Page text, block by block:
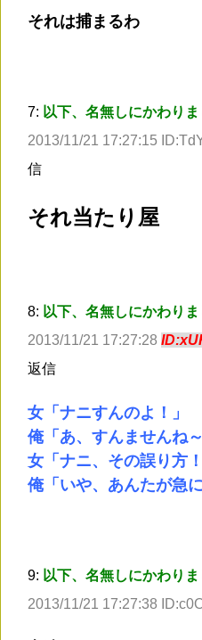
それは捕まるわ
7: 以下、名無しにかわり
2013/11/21 17:27:15
信
それ当たり屋
8: 以下、名無しにかわり
2013/11/21 17:27:28
返信
女「ナニすんのよ！」
俺「あ、すんませんね～
女「ナニ、その誤り方！
俺「いや、あんたが急
9: 以下、名無しにかわり
2013/11/21 17:27:38